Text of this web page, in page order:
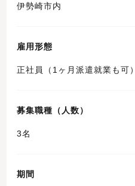
伊勢崎市内
雇用形態
正社員（1ヶ月派遣就業も可）
募集職種（人数）
3名
期間